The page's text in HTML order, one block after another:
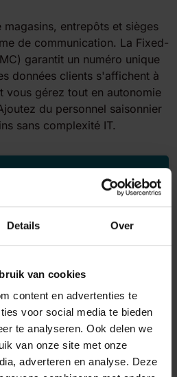
Details Over
van cookies
content en advertenties te
voor social media te bieden
te analyseren. Ook delen we
van onze site met onze
adverteren en analyse. Deze
entrepôts et sièges
de communication. La Fixed-
garantit un numéro unique
données clients s'affichent à
vous gérez tout en autonomie
du personnel saisonnier
sans complexité IT.
cloud intelligente pour